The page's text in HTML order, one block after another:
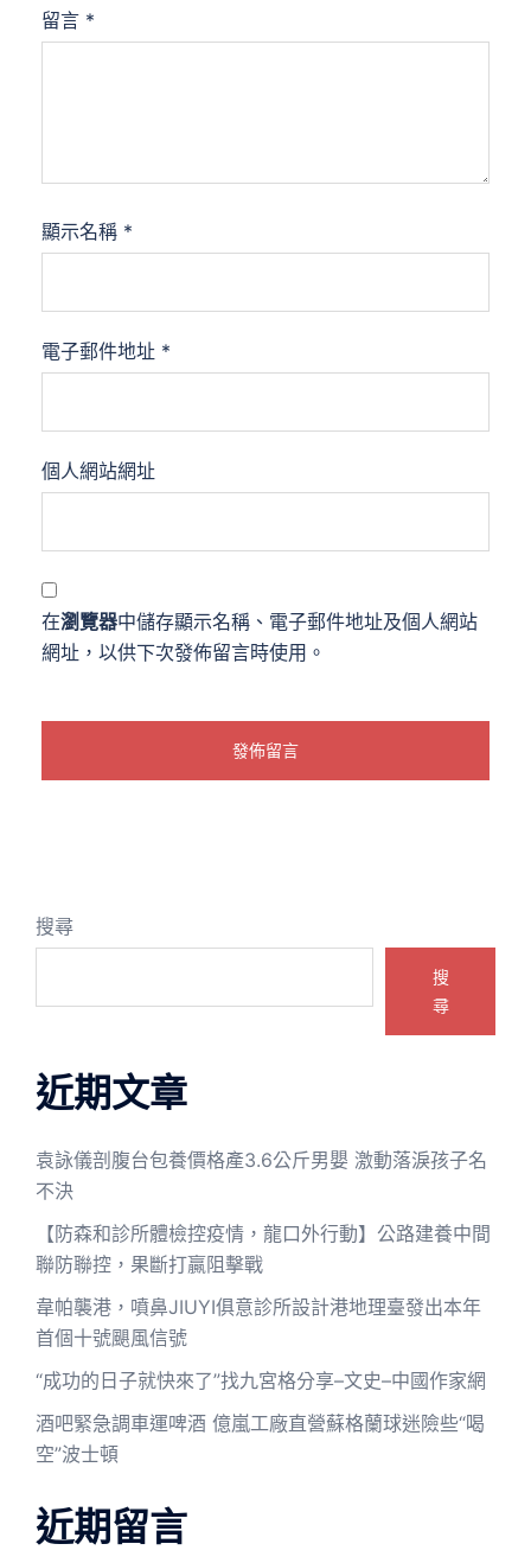
留言 *
顯示名稱 *
電子郵件地址 *
個人網站網址
在瀏覽器中儲存顯示名稱、電子郵件地址及個人網站
網址，以供下次發佈留言時使用。
搜尋
搜
尋
近期文章
袁詠儀剖腹台包養價格產3.6公斤男嬰 激動落淚孩子名
不決
【防森和診所體檢控疫情，龍口外行動】公路建養中間
聯防聯控，果斷打贏阻擊戰
韋帕襲港，噴鼻JIUYI俱意診所設計港地理臺發出本年
首個十號颶風信號
“成功的日子就快來了”找九宮格分享–文史–中國作家網
酒吧緊急調車運啤酒 億嵐工廠直營蘇格蘭球迷險些“喝
空”波士頓
近期留言